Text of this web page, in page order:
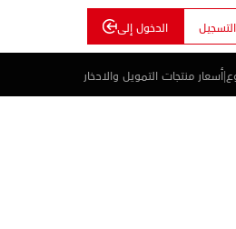
التسجيل الدخول إلى
|أسعار منتجات التمويل والادخار